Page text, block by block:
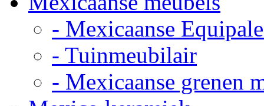
- Mexicaanse
- Tuinmeubilair
- Mexicaanse grenen